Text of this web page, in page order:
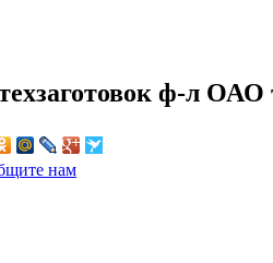
ф-л
нам